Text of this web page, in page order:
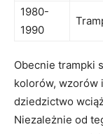
1980-
1990
Obecnie ‍trampki
⁣kolorów, wzorów
dziedzictwo
Niezależnie od